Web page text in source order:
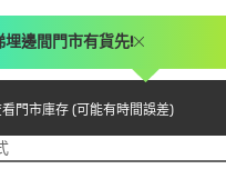
門市庫存 (可能有時間誤差)
埋邊間門市有貨先!